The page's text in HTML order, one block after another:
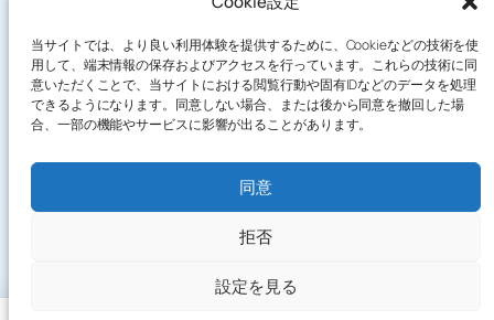
当サイトでは、より良い利用体験を提供するために、Cookieなどの技術を使
用して、端末情報の保存およびアクセスを行っています。これらの技術に同
意いただくことで、当サイトにおける閲覧行動や固有IDなどのデータを処理
できるようになります。同意しない場合、または後から同意を撤回した場
合、一部の機能やサービスに影響が出ることがあります。
同意
拒否
設定を見る
寺子屋クラウド
練習帳
知識
デモ
仕組みについて
利用規約
Copyright©2026 terakoyaCloud. All Rights Reserved.